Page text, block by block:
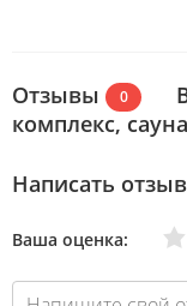
Отзывы 0
комплекс, сауна
Написать отзыв
Ваша оценка:Плохо
Очень плохо